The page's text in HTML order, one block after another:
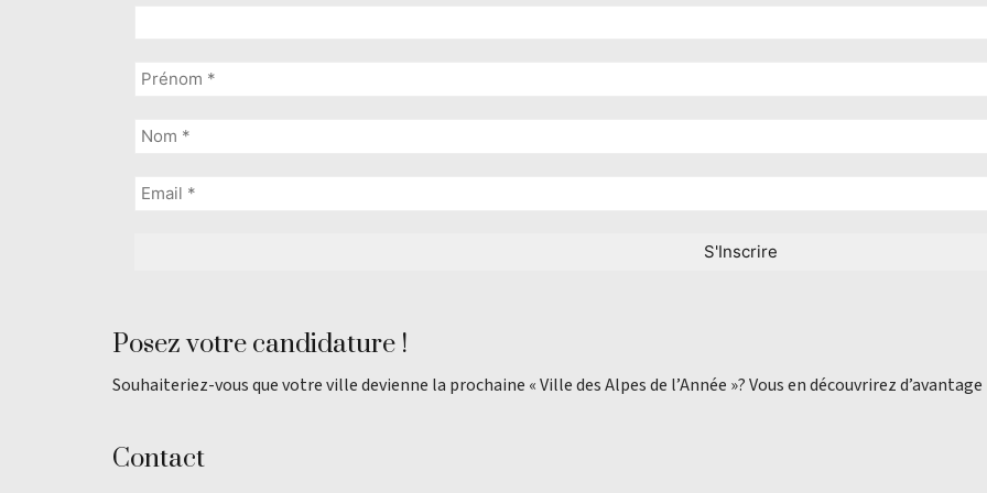
Posez votre candidature !
Souhaiteriez-vous que votre ville devienne la prochaine « Ville des Alpes de l’Année »? Vous en découvrirez d’avantage
Contact